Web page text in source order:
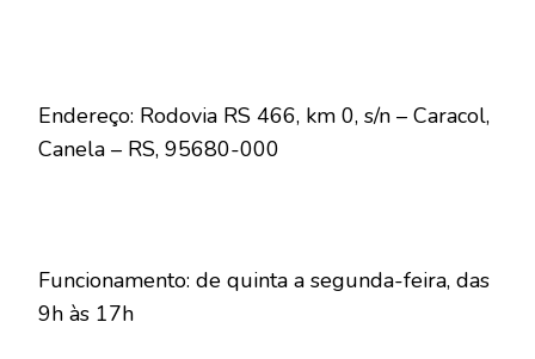
Endereço: Rodovia RS 466, km 0, s/n – Caracol,
Canela – RS, 95680-000
Funcionamento: de quinta a segunda-feira, das
9h às 17h